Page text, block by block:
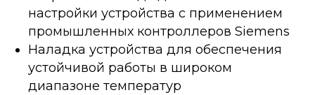
настройки устройства с применением
промышленных контроллеров Siemens
Наладка устройства для обеспечения
устойчивой работы в широком
диапазоне температур